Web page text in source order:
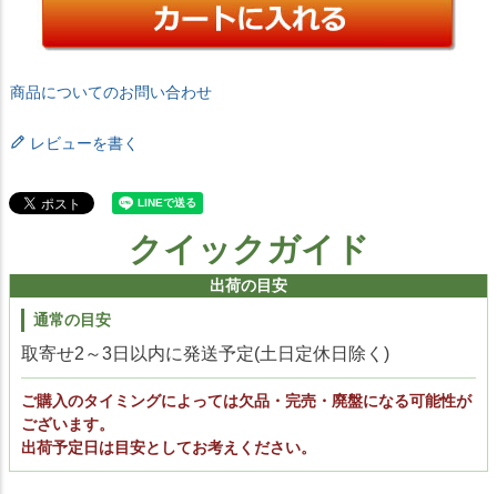
商品についてのお問い合わせ
レビューを書く
クイックガイド
出荷の目安
通常の目安
取寄せ2～3日以内に発送予定(土日定休日除く)
ご購入のタイミングによっては欠品・完売・廃盤になる可能性が
ございます。
出荷予定日は目安としてお考えください。